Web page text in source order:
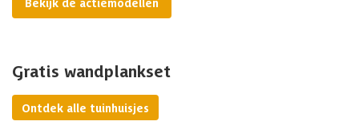
Gratis wandplankset
Ontdek alle tuinhuisjes